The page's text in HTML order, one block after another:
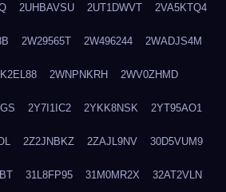
2UHBAVSU 2UT1DWVT 2VA5KTQ4
2W29565T 2W496244 2WADJS4M
2WNPNKRH 2WV0ZHMD
2Y7I1IC2 2YKK8NSK 2YT95AO1
2Z2JNBKZ 2ZAJL9NV 30D5VUM9
31L8FP95 31M0MR2X 32AT2VLN